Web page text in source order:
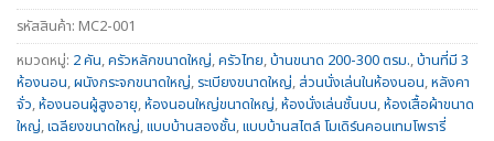
รหัสสินค้า: MC2-001
หมวดหมู่: 2 คัน,ครัวหลักขนาดใหญ่,ครัวไทย,บ้านขนาด 200-300 ตรม.,บ้านที่มี 3
ห้องนอน,ผนังกระจกขนาดใหญ่,ระเบียงขนาดใหญ่, ส่วนนั่งเล่นในห้องนอน,หลังคา
จั่ว,ห้องนอนผู้สูงอายุ,ห้องนอนใหญ่ขนาดใหญ่,ห้องนั่งเล่นชั้นบน,ห้องเสื้อผ้าขนาด
ใหญ่,เฉลียงขนาดใหญ่,แบบบ้านสองชั้น,แบบบ้านสไตล์ โมเดิร์นคอนเทมโพรารี่